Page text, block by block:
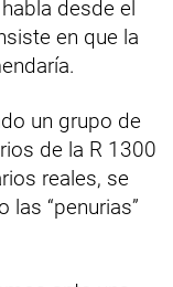
desde el
en que la
un grupo de
de la R 1300
reales, se
“penurias”